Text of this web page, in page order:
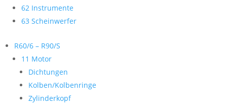
62 Instrumente
63 Scheinwerfer
R60/6 – R90/S
11 Motor
Dichtungen
Kolben/Kolbenringe
Zylinderkopf